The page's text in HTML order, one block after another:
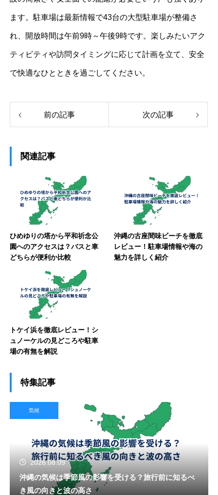
ます。駐車場は最新情報で43台の大型駐車場が整備さ
れ、開放時間は午前9時～午後9時です。楽しみたいアク
ティビティや訪問タイミングに応じて計画を立て、安全
で快適なひとときを過ごしてください。
前の記事 次の記事
関連記事
ひめゆりの塔から平和祈念公
園へのアクセスは？バスと車
どちらが便利か比較
沖縄の古座間味ビーチを徹底
レビュー！駐車場情報や海の
魅力を詳しく紹介
トケイ浜を徹底レビュー！シ
ュノーケルの見どころや駐車
場の有無を解説
特集記事
気候
2026.08.09
沖縄の気候は季節風の影響を受ける？旅行前に知るべ
き風の向きと波の高さ